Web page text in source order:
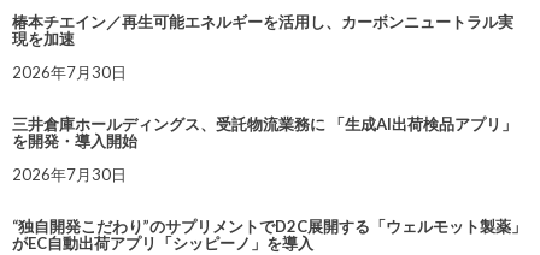
椿本チエイン／再生可能エネルギーを活用し、カーボンニュートラル実
現を加速
2026年7月30日
三井倉庫ホールディングス、受託物流業務に 「生成AI出荷検品アプリ」
を開発・導入開始
2026年7月30日
“独自開発こだわり”のサプリメントでD2C展開する「ウェルモット製薬」
がEC自動出荷アプリ「シッピーノ」を導入